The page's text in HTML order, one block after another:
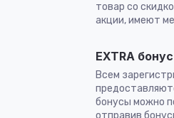
товар со
акции, имеют
EXTRA бонус
Всем
бонусы можно
отправив